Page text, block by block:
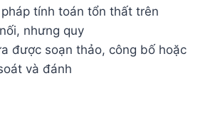
tính toán tổn thất trên
nhưng quy
được soạn thảo, công bố hoặc
và đánh